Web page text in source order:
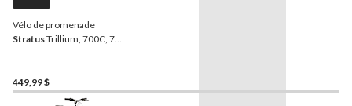
Vélo de promenade
StratusTrillium, 700C, 7
449,99 $